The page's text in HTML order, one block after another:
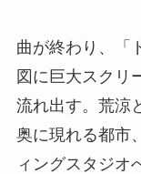
曲が終わり、「
図に巨大スクリ
流れ出す。荒涼
奥に現れる都市
ィングスタジオ